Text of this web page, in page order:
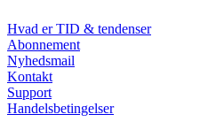
Hvad er TID & tendenser
Abonnement
Nyhedsmail
Kontakt
Support
Handelsbetingelser